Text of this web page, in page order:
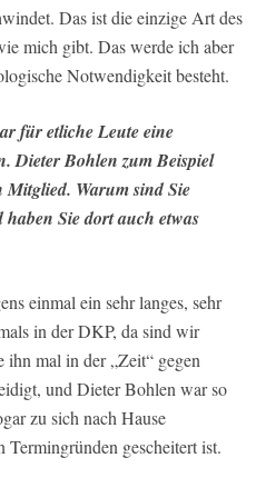
Das ist die einzige Art des
mich gibt. Das werde ich aber
Notwendigkeit besteht.
für etliche Leute eine
Dieter Bohlen zum Beispiel
Warum sind Sie
Sie dort auch etwas
einmal ein sehr langes, sehr
in der DKP, da sind wir
ihn mal in der „Zeit“ gegen
und Dieter Bohlen war so
zu sich nach Hause
Termingründen gescheitert ist.